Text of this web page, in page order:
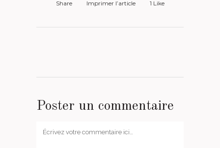
Share Imprimer l’article 1 Like
Poster un commentaire